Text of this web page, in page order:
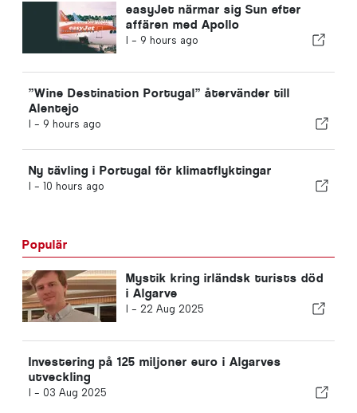
easyJet närmar sig Sun efter
affären med Apollo
I - 9 hours ago
”Wine Destination Portugal” återvänder till
Alentejo
I - 9 hours ago
Ny tävling i Portugal för klimatflyktingar
I - 10 hours ago
Populär
Mystik kring irländsk turists död
i Algarve
I - 22 Aug 2025
Investering på 125 miljoner euro i Algarves
utveckling
I - 03 Aug 2025